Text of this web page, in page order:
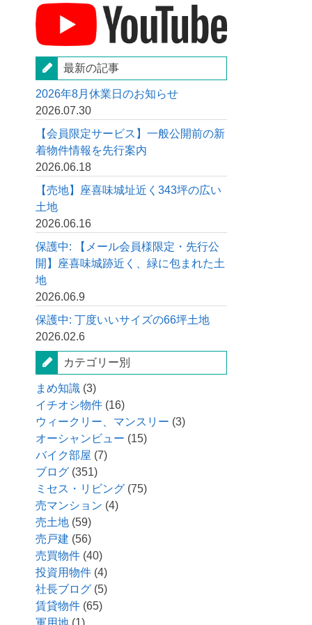
最新の記事
2026年8月休業日のお知らせ
2026.07.30
【会員限定サービス】一般公開前の新
着物件情報を先行案内
2026.06.18
【売地】座喜味城址近く343坪の広い
土地
2026.06.16
保護中: 【メール会員様限定・先行公
開】座喜味城跡近く、緑に包まれた土
地
2026.06.9
保護中: 丁度いいサイズの66坪土地
2026.02.6
カテゴリー別
まめ知識 (3)
イチオシ物件 (16)
ウィークリー、マンスリー (3)
オーシャンビュー (15)
バイク部屋 (7)
ブログ (351)
ミセス・リビング (75)
売マンション (4)
売土地 (59)
売戸建 (56)
売買物件 (40)
投資用物件 (4)
社長ブログ (5)
賃貸物件 (65)
軍用地 (1)